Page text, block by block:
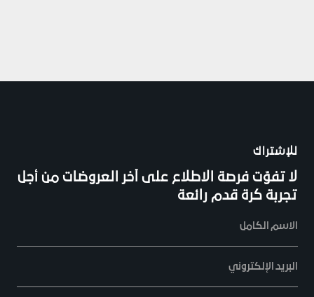
للإشتراك
لا تفوّت فرصة الاطلاع على آخر العروضات من أجل
تجربة كرة قدم رائعة
الاسم الكامل
البريد الإلكتروني